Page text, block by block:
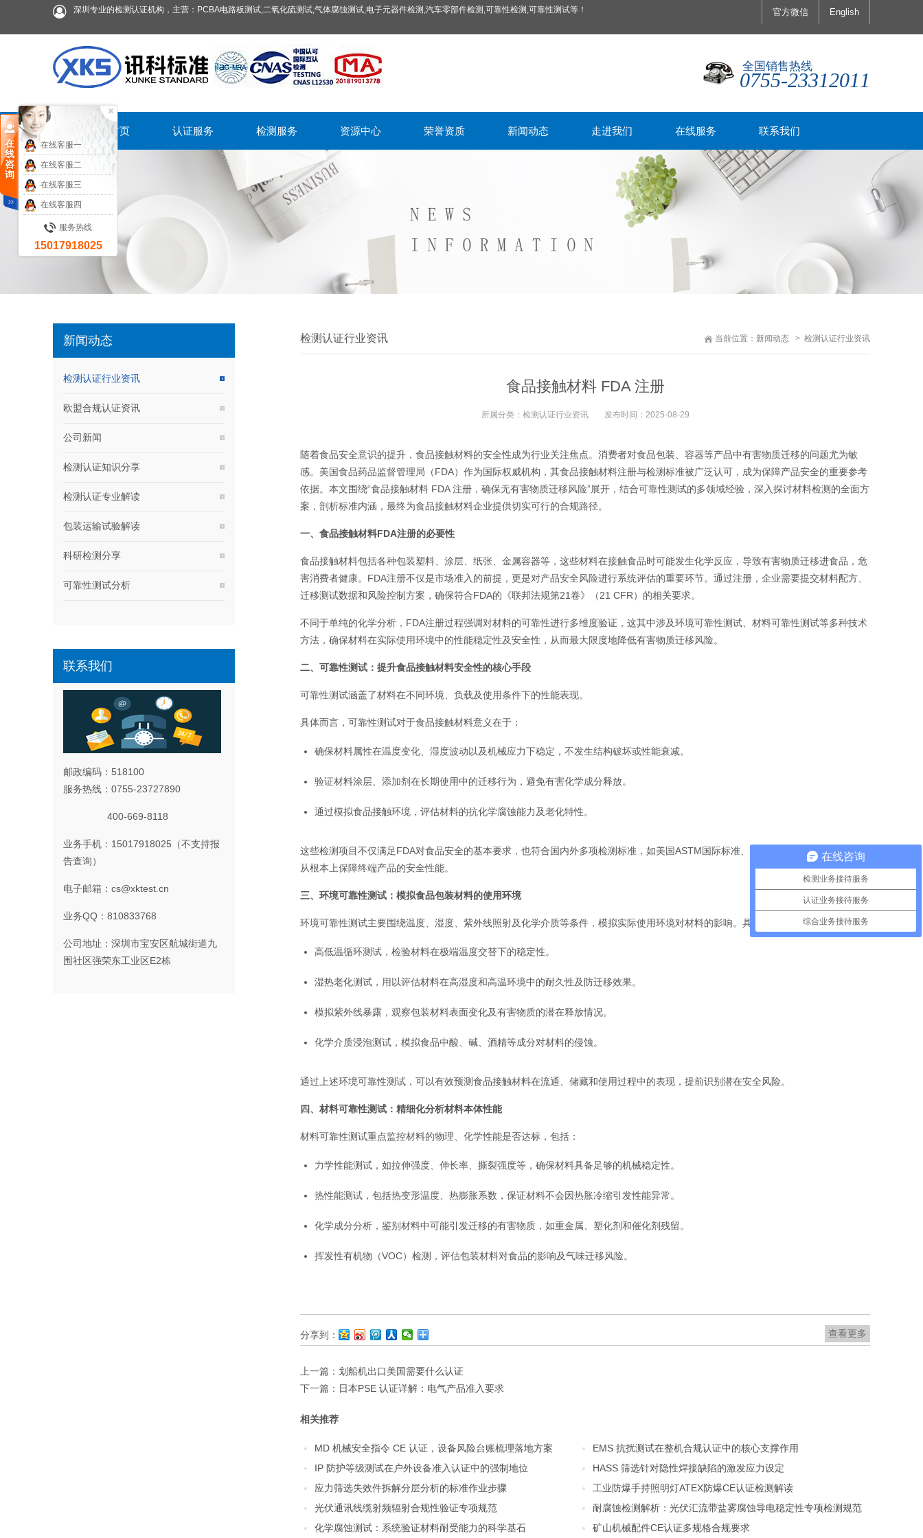
官方微信 English
深圳专业的检测认证机构，主营：PCBA电路板测试,二氧化硫测试,气体腐蚀测试,电子元器件检测,汽车零部件检测,可靠性检测,可靠性测试等！
全国销售热线
0755-23312011
首页 认证服务 检测服务 资源中心 荣誉资质 新闻动态 走进我们 在线服务 联系我们
新闻动态
检测认证行业资讯
欧盟合规认证资讯
公司新闻
检测认证知识分享
检测认证专业解读
包装运输试验解读
科研检测分享
可靠性测试分析
联系我们
邮政编码：518100
服务热线：0755-23727890
400-669-8118
业务手机：15017918025（不支持报
告查询）
电子邮箱：cs@xktest.cn
业务QQ：810833768
公司地址：深圳市宝安区航城街道九
围社区强荣东工业区E2栋
当前位置： 新闻动态 检测认证行业资讯
检测认证行业资讯
食品接触材料 FDA 注册
所属分类： 检测认证行业资讯 发布时间： 2025-08-29
随着食品安全意识的提升，食品接触材料的安全性成为行业关注焦点。消费者对食品包装、容器等产品中有害物质迁移的问题尤为敏
感。美国食品药品监督管理局（FDA）作为国际权威机构，其食品接触材料注册与检测标准被广泛认可，成为保障产品安全的重要参考
依据。本文围绕“食品接触材料 FDA 注册，确保无有害物质迁移风险”展开，结合可靠性测试的多领域经验，深入探讨材料检测的全面方
案，剖析标准内涵，最终为食品接触材料企业提供切实可行的合规路径。
一、食品接触材料FDA注册的必要性
食品接触材料包括各种包装塑料、涂层、纸张、金属容器等，这些材料在接触食品时可能发生化学反应，导致有害物质迁移进食品，危
害消费者健康。FDA注册不仅是市场准入的前提，更是对产品安全风险进行系统评估的重要环节。通过注册，企业需要提交材料配方、
迁移测试数据和风险控制方案，确保符合FDA的《联邦法规第21卷》（21 CFR）的相关要求。
不同于单纯的化学分析，FDA注册过程强调对材料的可靠性进行多维度验证，这其中涉及环境可靠性测试、材料可靠性测试等多种技术
方法，确保材料在实际使用环境中的性能稳定性及安全性，从而最大限度地降低有害物质迁移风险。
二、可靠性测试：提升食品接触材料安全性的核心手段
可靠性测试涵盖了材料在不同环境、负载及使用条件下的性能表现。
具体而言，可靠性测试对于食品接触材料意义在于：
确保材料属性在温度变化、湿度波动以及机械应力下稳定，不发生结构破坏或性能衰减。
验证材料涂层、添加剂在长期使用中的迁移行为，避免有害化学成分释放。
通过模拟食品接触环境，评估材料的抗化学腐蚀能力及老化特性。
这些检测项目不仅满足FDA对食品安全的基本要求，也符合国内外多项检测标准，如美国ASTM国际标准、欧盟食品接触材料法规等，
从根本上保障终端产品的安全性能。
三、环境可靠性测试：模拟食品包装材料的使用环境
环境可靠性测试主要围绕温度、湿度、紫外线照射及化学介质等条件，模拟实际使用环境对材料的影响。具体试验内容包括：
高低温循环测试，检验材料在极端温度交替下的稳定性。
湿热老化测试，用以评估材料在高湿度和高温环境中的耐久性及防迁移效果。
模拟紫外线暴露，观察包装材料表面变化及有害物质的潜在释放情况。
化学介质浸泡测试，模拟食品中酸、碱、酒精等成分对材料的侵蚀。
通过上述环境可靠性测试，可以有效预测食品接触材料在流通、储藏和使用过程中的表现，提前识别潜在安全风险。
四、材料可靠性测试：精细化分析材料本体性能
材料可靠性测试重点监控材料的物理、化学性能是否达标，包括：
力学性能测试，如拉伸强度、伸长率、撕裂强度等，确保材料具备足够的机械稳定性。
热性能测试，包括热变形温度、热膨胀系数，保证材料不会因热胀冷缩引发性能异常。
化学成分分析，鉴别材料中可能引发迁移的有害物质，如重金属、塑化剂和催化剂残留。
挥发性有机物（VOC）检测，评估包装材料对食品的影响及气味迁移风险。
查看更多
分享到：
上一篇： 划船机出口美国需要什么认证
下一篇： 日本PSE 认证详解：电气产品准入要求
相关推荐
MD 机械安全指令 CE 认证，设备风险台账梳理落地方案
EMS 抗扰测试在整机合规认证中的核心支撑作用
IP 防护等级测试在户外设备准入认证中的强制地位
HASS 筛选针对隐性焊接缺陷的激发应力设定
应力筛选失效件拆解分层分析的标准作业步骤
工业防爆手持照明灯ATEX防爆CE认证检测解读
光伏通讯线缆射频辐射合规性验证专项规范
耐腐蚀检测解析：光伏汇流带盐雾腐蚀导电稳定性专项检测规范
化学腐蚀测试：系统验证材料耐受能力的科学基石
矿山机械配件CE认证多规格合规要求
在
线
咨
询
在线客服一
在线客服二
在线客服三
在线客服四
服务热线
15017918025
在线咨询
检测业务接待服务
认证业务接待服务
综合业务接待服务